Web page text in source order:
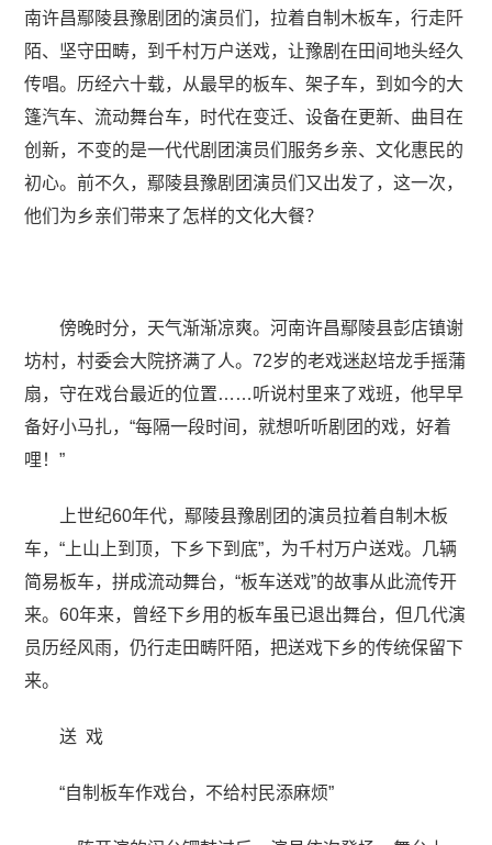
南许昌鄢陵县豫剧团的演员们，拉着自制木板车，行走阡
陌、坚守田畴，到千村万户送戏，让豫剧在田间地头经久
传唱。历经六十载，从最早的板车、架子车，到如今的大
篷汽车、流动舞台车，时代在变迁、设备在更新、曲目在
创新，不变的是一代代剧团演员们服务乡亲、文化惠民的
初心。前不久，鄢陵县豫剧团演员们又出发了，这一次，
他们为乡亲们带来了怎样的文化大餐？
傍晚时分，天气渐渐凉爽。河南许昌鄢陵县彭店镇谢
坊村，村委会大院挤满了人。72岁的老戏迷赵培龙手摇蒲
扇，守在戏台最近的位置……听说村里来了戏班，他早早
备好小马扎，“每隔一段时间，就想听听剧团的戏，好着
哩！”
上世纪60年代，鄢陵县豫剧团的演员拉着自制木板
车，“上山上到顶，下乡下到底”，为千村万户送戏。几辆
简易板车，拼成流动舞台，“板车送戏”的故事从此流传开
来。60年来，曾经下乡用的板车虽已退出舞台，但几代演
员历经风雨，仍行走田畴阡陌，把送戏下乡的传统保留下
来。
送 戏
“自制板车作戏台，不给村民添麻烦”